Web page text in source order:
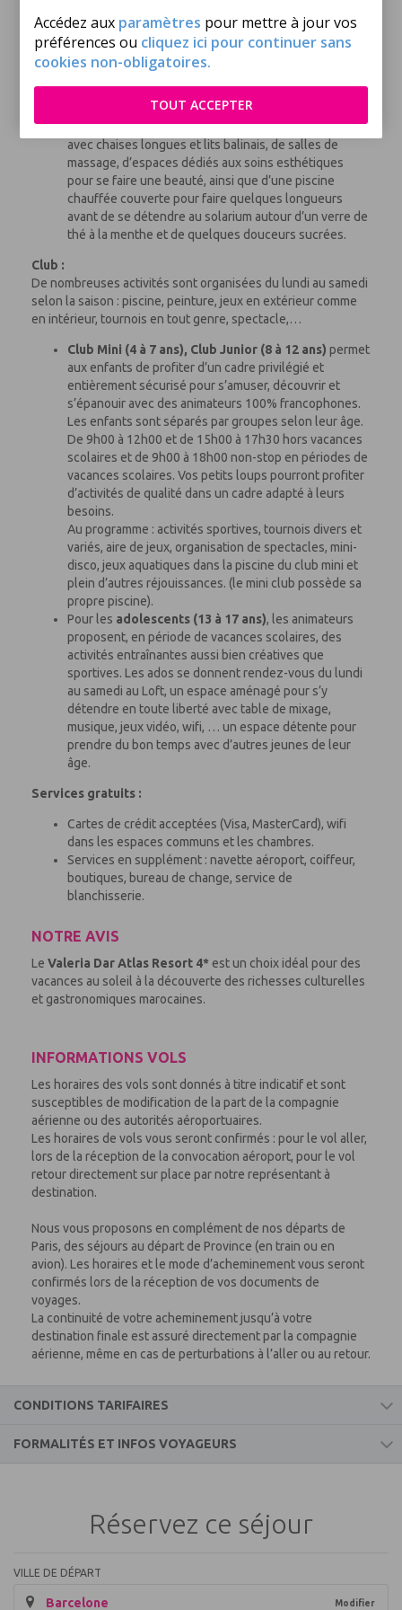
Accédez aux paramètres pour mettre à jour vos
préférences ou cliquez ici pour continuer sans
cookies non-obligatoires.
TOUT ACCEPTER
18 trous se trouve à moins de 5 km de l’hôtel.
LeSpaest ouvert tous les jours (payant). Vous pouvez
y savourer un moment de détente et de douceur grâce
à une gamme complète de soins proposés. Il dispose
d’un hammam marocain traditionnel avec salles de
gommage attenantes, d’un espace jacuzzi des plus
relaxants, dans son décor digne des harems orientaux
avec chaises longues et lits balinais, de salles de
massage, d’espaces dédiés aux soins esthétiques
pour se faire une beauté, ainsi que d’une piscine
chauffée couverte pour faire quelques longueurs
avant de se détendre au solarium autour d’un verre de
thé à la menthe et de quelques douceurs sucrées.
Club :
De nombreuses activités sont organisées du lundi au samedi
selon la saison : piscine, peinture, jeux en extérieur comme
en intérieur, tournois en tout genre, spectacle,…
Club Mini (4 à 7 ans), Club Junior (8 à 12 ans) permet
aux enfants de profiter d’un cadre privilégié et
entièrement sécurisé pour s’amuser, découvrir et
s’épanouir avec des animateurs 100% francophones.
Les enfants sont séparés par groupes selon leur âge.
De 9h00 à 12h00 et de 15h00 à 17h30 hors vacances
scolaires et de 9h00 à 18h00 non-stop en périodes de
vacances scolaires. Vos petits loups pourront profiter
d’activités de qualité dans un cadre adapté à leurs
besoins.
Au programme : activités sportives, tournois divers et
variés, aire de jeux, organisation de spectacles, mini-
disco, jeux aquatiques dans la piscine du club mini et
plein d’autres réjouissances. (le mini club possède sa
propre piscine).
Pour les adolescents (13 à 17 ans), les animateurs
proposent, en période de vacances scolaires, des
activités entraînantes aussi bien créatives que
sportives. Les ados se donnent rendez-vous du lundi
au samedi au Loft, un espace aménagé pour s’y
détendre en toute liberté avec table de mixage,
musique, jeux vidéo, wifi, … un espace détente pour
prendre du bon temps avec d’autres jeunes de leur
âge.
Services gratuits :
Cartes de crédit acceptées (Visa, MasterCard), wifi
dans les espaces communs et les chambres.
Services en supplément : navette aéroport, coiffeur,
boutiques, bureau de change, service de
blanchisserie.
NOTRE AVIS
Le Valeria Dar Atlas Resort 4* est un choix idéal pour des
vacances au soleil à la découverte des richesses culturelles
et gastronomiques marocaines.
INFORMATIONS VOLS
Les horaires des vols sont donnés à titre indicatif et sont
susceptibles de modification de la part de la compagnie
aérienne ou des autorités aéroportuaires.
Les horaires de vols vous seront confirmés : pour le vol aller,
lors de la réception de la convocation aéroport, pour le vol
retour directement sur place par notre représentant à
destination.
Nous vous proposons en complément de nos départs de
Paris, des séjours au départ de Province (en train ou en
avion). Les horaires et le mode d’acheminement vous seront
confirmés lors de la réception de vos documents de
voyages.
La continuité de votre acheminement jusqu’à votre
destination finale est assuré directement par la compagnie
aérienne, même en cas de perturbations à l’aller ou au retour.
CONDITIONS TARIFAIRES
l’accueil et l’assistance
les taxes aéroportuaires et surcharges carburant
les transferts aller et retour aéroport/hôtel
séjour
FORMALITÉS ET INFOS VOYAGEURS
Formalités pour les ressortissants français :
Passeport en cours de validité couvrant la totalité du séjour
Réservez ce séjour
VILLE DE DÉPART
Barcelone Modifier